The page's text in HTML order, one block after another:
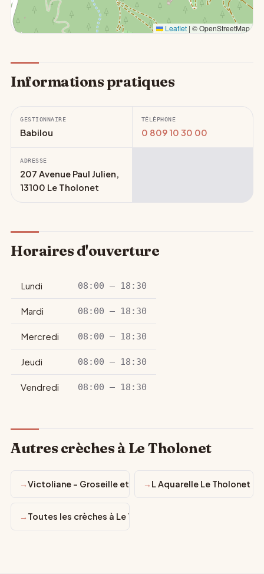
Leaflet | © OpenStreetMap
Informations pratiques
GESTIONNAIRE
Babilou
TÉLÉPHONE
0 809 10 30 00
ADRESSE
207 Avenue Paul Julien,
13100 Le Tholonet
Horaires d'ouverture
Lundi 08:00 – 18:30
Mardi 08:00 – 18:30
Mercredi 08:00 – 18:30
Jeudi 08:00 – 18:30
Vendredi 08:00 – 18:30
Autres crèches à Le Tholonet
Victoliane - Groseille et Coccinelle - Le Tholonet
L Aquarelle Le Tholonet
Toutes les crèches à Le Tholonet